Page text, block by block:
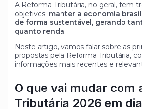
A Reforma Tributária, no geral, tem
objetivos: manter a economia
de forma sustentável, gerando
quanto renda.
Neste artigo, vamos falar sobre as
propostas pela Reforma Tributária,
informações mais recentes e
O que vai mudar com
Tributária 2026 em